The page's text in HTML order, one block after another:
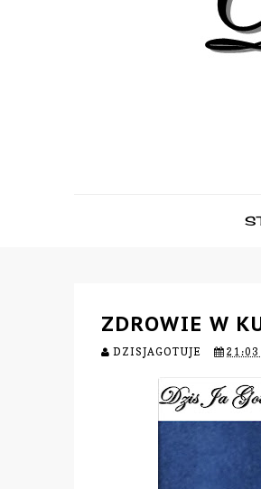
ZDROWIE W
DZISJAGOTUJE 21:03